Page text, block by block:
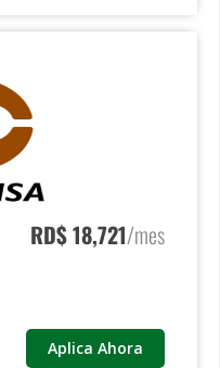
RD$18,721/mes
Aplica Ahora